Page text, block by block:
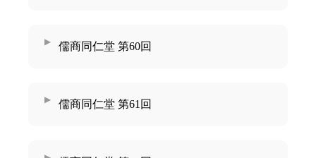
儒商同仁堂 第60回
儒商同仁堂 第61回